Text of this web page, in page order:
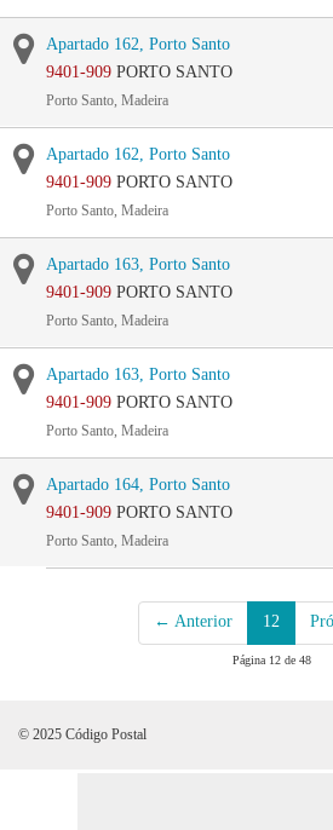
Apartado 162, Porto Santo
9401-909 PORTO SANTO
Porto Santo, Madeira
Apartado 162, Porto Santo
9401-909 PORTO SANTO
Porto Santo, Madeira
Apartado 163, Porto Santo
9401-909 PORTO SANTO
Porto Santo, Madeira
Apartado 163, Porto Santo
9401-909 PORTO SANTO
Porto Santo, Madeira
Apartado 164, Porto Santo
9401-909 PORTO SANTO
Porto Santo, Madeira
← Anterior 12
Página 12 de 48
© 2025 Código Postal